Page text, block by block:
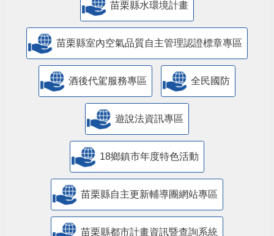
苗栗縣水環境計畫
苗栗縣室內空氣品質自主管理認證標章專區
酒後代駕服務專區 全民國防
遊說法資訊專區
18鄉鎮市年度特色活動
苗栗縣自主更新輔導團網站專區
苗栗縣都市計畫資訊暨查詢系統